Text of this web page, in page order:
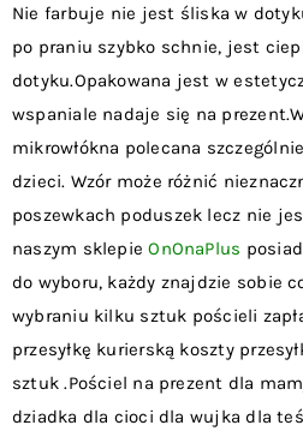
Nie farbuje nie jest śliska w
po praniu szybko schnie, jest
dotyku.Opakowana jest w
wspaniale nadaje się na
mikrowłókna polecana
dzieci. Wzór może różnić
poszewkach poduszek lecz nie
naszym sklepieOnOnaPlus
do wyboru, każdy znajdzie sobie
wybraniu kilku sztuk pościeli
przesyłkę kurierską koszty
sztuk .Pościel na prezent dla
dziadka dla cioci dla wujka dla